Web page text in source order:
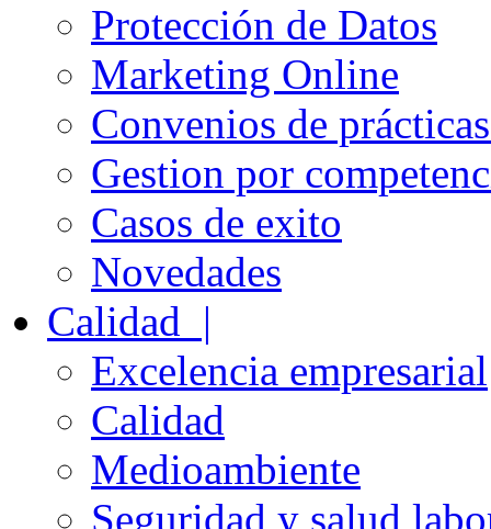
Protección de Datos
Marketing Online
Convenios de
Gestion por
Casos de exito
Novedades
Calidad |
Excelencia empresarial
Calidad
Medioambiente
Seguridad y salud